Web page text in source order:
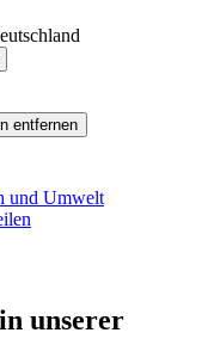
entfernen
und Umwelt
unserer